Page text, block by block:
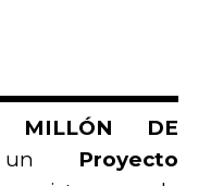
MILLÓN DE
un Proyecto